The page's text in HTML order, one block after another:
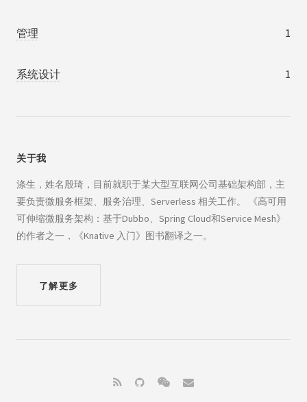
管理 1
系统设计 1
关于我
涤生，姓名殷琦，目前就职于某大型互联网公司基础架构部，主
要负责微服务框架、服务治理、Serverless 相关工作。 《高可用
可伸缩微服务架构：基于Dubbo、Spring Cloud和Service Mesh》
的作者之一，《Knative 入门》图书翻译之一。
了解更多